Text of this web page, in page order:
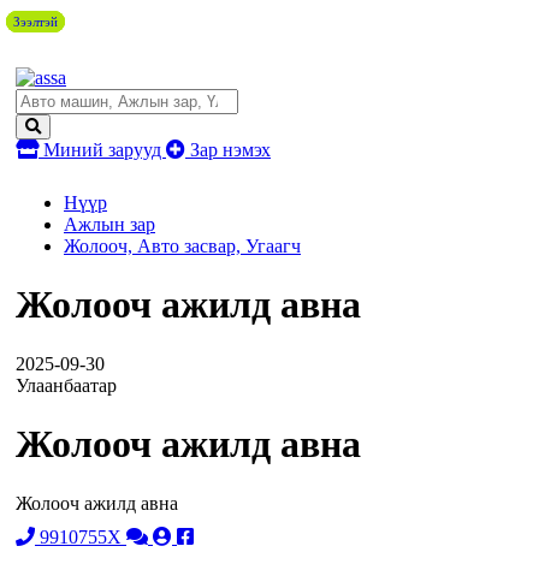
Миний зарууд Зар нэмэх
Нүүр
Ажлын зар
Жолооч, Авто засвар, Угаагч
Жолооч ажилд авна
2025-09-30
Улаанбаатар
Жолооч ажилд авна
Жолооч ажилд авна
9910755X
Зээлтэй
Зээлтэй
Зээлтэй
Зээлтэй